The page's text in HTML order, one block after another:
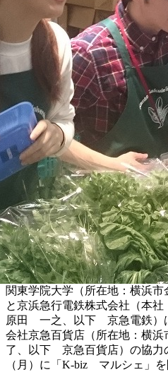
関東学院大学（所在地：横浜
と京浜急行電鉄株式会社（本社
原田 一之、以下 京急電鉄）
会社京急百貨店（所在地：横
了、以下 京急百貨店）の協力
（月）に「K-biz マルシェ」を